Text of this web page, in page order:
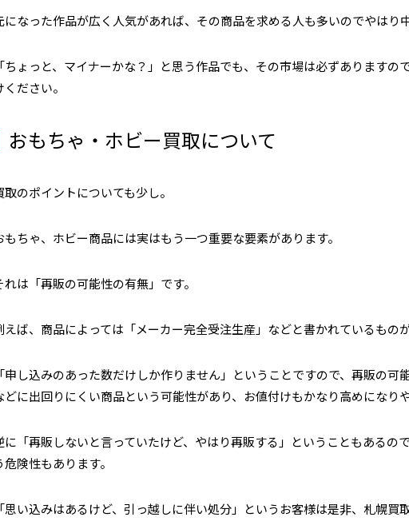
になった作品が広く人気があれば、その商品を求める人も多いのでやはり
「ちょっと、マイナーかな？」と思う作品でも、その市場は必ずあります
ください。
おもちゃ・ホビー買取について
取のポイントについても少し。
もちゃ、ホビー商品には実はもう一つ重要な要素があります。
れは「再販の可能性の有無」です。
えば、商品によっては「メーカー完全受注生産」などと書かれているものが
「申し込みのあった数だけしか作りません」ということですので、再販の
どに出回りにくい商品という可能性があり、お値付けもかなり高めになり
に「再販しないと言っていたけど、やはり再販する」ということもあるの
危険性もあります。
「思い込みはあるけど、引っ越しに伴い処分」というお客様は是非、札幌買